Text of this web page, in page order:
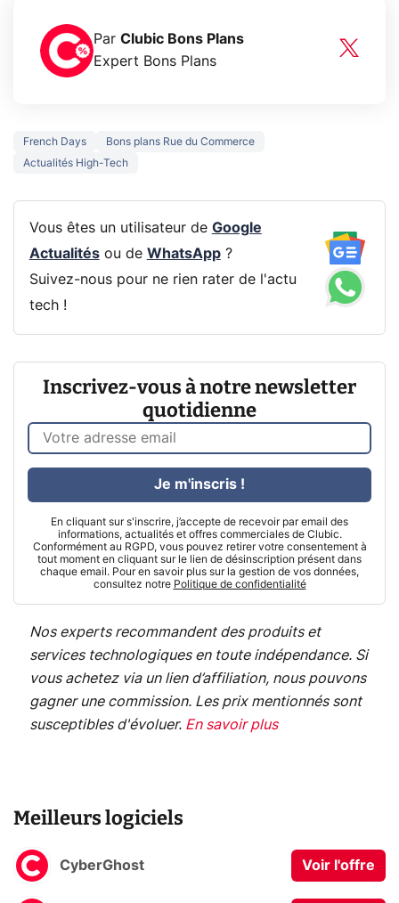
Par Clubic Bons Plans
Expert Bons Plans
French Days
Bons plans Rue du Commerce
Actualités High-Tech
Vous êtes un utilisateur de Google
Actualitésou de WhatsApp?
Suivez-nous pour ne rien rater de l'actu
tech !
Inscrivez-vous à notre newsletter
quotidienne
En cliquant sur s'inscrire, j’accepte de recevoir par email des
informations, actualités et offres commerciales de Clubic.
Conformément au RGPD, vous pouvez retirer votre consentement à
tout moment en cliquant sur le lien de désinscription présent dans
chaque email. Pour en savoir plus sur la gestion de vos données,
consultez notre Politique de confidentialité
Je m'inscris !
Nos experts recommandent des produits et
services technologiques en toute indépendance. Si
vous achetez via un lien d’affiliation, nous pouvons
gagner une commission. Les prix mentionnés sont
susceptibles d'évoluer. En savoir plus
Meilleurs logiciels
CyberGhost Voir l'offre